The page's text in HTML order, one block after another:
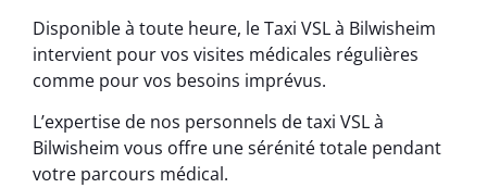
Disponible à toute heure, le Taxi VSL à Bilwisheim
intervient pour vos visites médicales régulières
comme pour vos besoins imprévus.
L’expertise de nos personnels de taxi VSL à
Bilwisheim vous offre une sérénité totale pendant
votre parcours médical.